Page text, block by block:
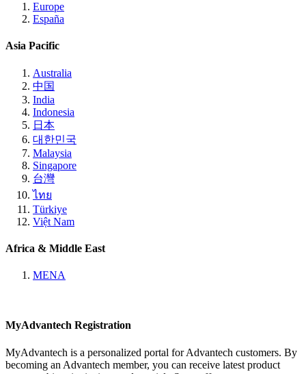
Europe
España
Asia Pacific
Australia
中国
India
Indonesia
日本
대한민국
Malaysia
Singapore
台灣
ไทย
Türkiye
Việt Nam
Africa & Middle East
MENA
MyAdvantech Registration
MyAdvantech is a personalized portal for Advantech customers. By
becoming an Advantech member, you can receive latest product